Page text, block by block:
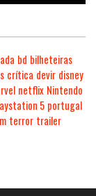
bd bilheteiras
crítica devir disney
netflix Nintendo
5 portugal
terror trailer